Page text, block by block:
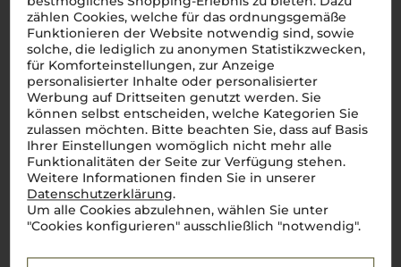
zählen Cookies, welche für das ordnungsgemäße
Funktionieren der Website notwendig sind, sowie
solche, die lediglich zu anonymen Statistikzwecken,
für Komforteinstellungen, zur Anzeige
personalisierter Inhalte oder personalisierter
Werbung auf Drittseiten genutzt werden. Sie
können selbst entscheiden, welche Kategorien Sie
zulassen möchten. Bitte beachten Sie, dass auf Basis
Ihrer Einstellungen womöglich nicht mehr alle
Funktionalitäten der Seite zur Verfügung stehen.
Weitere Informationen finden Sie in unserer
Datenschutzerklärung.
Um alle Cookies abzulehnen, wählen Sie unter
"Cookies konfigurieren" ausschließlich "notwendig".
Lebensmittel­angaben
2017
Emma Tiger Super Z Primitivo
San Marzano
Apulien
€ 24,90